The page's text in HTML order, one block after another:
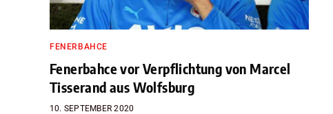
FENERBAHCE
Fenerbahce vor Verpflichtung von Marcel
Tisserand aus Wolfsburg
10. SEPTEMBER 2020